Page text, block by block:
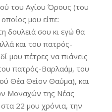
του Αγίου Όρους (του
μου είπε:
δουλειά σου κι εγώ θα
και του πατρός-
μου πέτρες να πιάνεις
πατρός-Βαρλαάμ, του
Θέα Θείον Θαύμα), και
Μοναχών της Νέας
22 μου χρόνια, την